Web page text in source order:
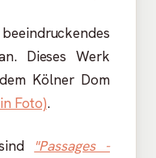
Dieses Werk
Kölner Dom
Foto).
"Passages -